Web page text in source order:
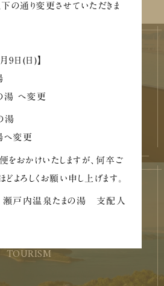
を巡る
FACILITY
TOURISM
の通り変更させていただきま
9日(日)】
へ変更
湯
変更
をおかけいたしますが、何卒ご
よろしくお願い申し上げます。
瀬戸内温泉たまの湯 支配人